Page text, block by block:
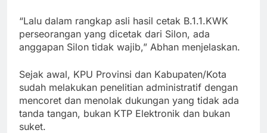
“Lalu dalam rangkap asli hasil cetak B.1.1.KWK
perseorangan yang dicetak dari Silon, ada
anggapan Silon tidak wajib,” Abhan menjelaskan.
Sejak awal, KPU Provinsi dan Kabupaten/Kota
sudah melakukan penelitian administratif dengan
mencoret dan menolak dukungan yang tidak ada
tanda tangan, bukan KTP Elektronik dan bukan
suket.